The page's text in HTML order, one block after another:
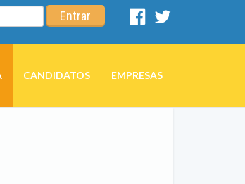
Entrar
Facebook
CANDIDATOS EMPRESAS